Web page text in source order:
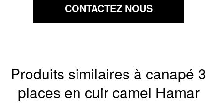
CONTACTEZ NOUS
Produits similaires à canapé 3
places en cuir camel Hamar